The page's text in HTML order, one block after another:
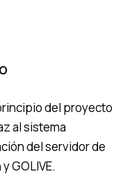
del proyecto
al sistema
del servidor de
GOLIVE.